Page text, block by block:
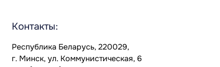
Контакты:
Республика Беларусь, 220029,
г. Минск, ул. Коммунистическая, 6